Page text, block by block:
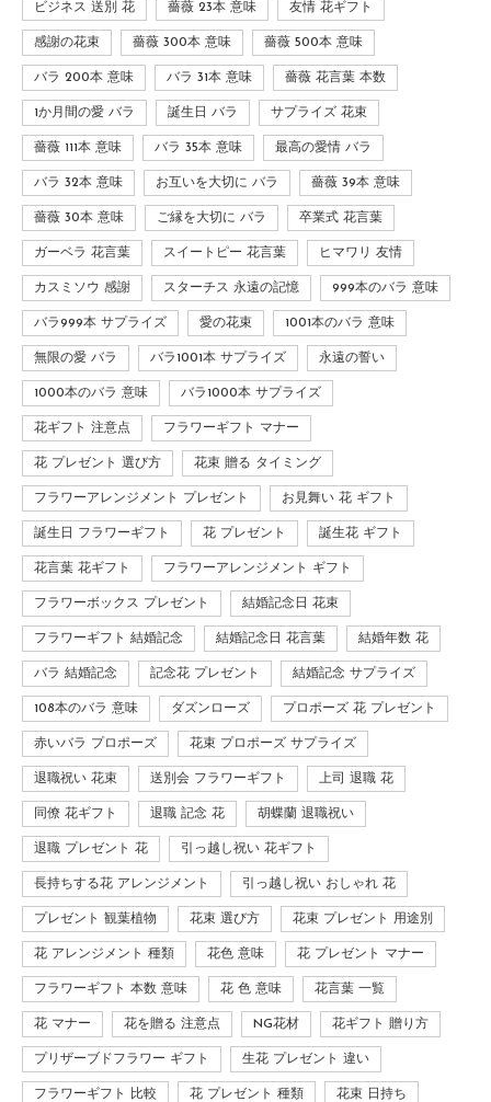
ビジネス 送別 花 薔薇 23本 意味 友情 花ギフト
感謝の花束 薔薇 300本 意味 薔薇 500本 意味
バラ 200本 意味 バラ 31本 意味 薔薇 花言葉 本数
1か月間の愛 バラ 誕生日 バラ サプライズ 花束
薔薇 111本 意味 バラ 35本 意味 最高の愛情 バラ
バラ 32本 意味 お互いを大切に バラ 薔薇 39本 意味
薔薇 30本 意味 ご縁を大切に バラ 卒業式 花言葉
ガーベラ 花言葉 スイートピー 花言葉 ヒマワリ 友情
カスミソウ 感謝 スターチス 永遠の記憶 999本のバラ 意味
バラ999本 サプライズ 愛の花束 1001本のバラ 意味
無限の愛 バラ バラ1001本 サプライズ 永遠の誓い
1000本のバラ 意味 バラ1000本 サプライズ
花ギフト 注意点 フラワーギフト マナー
花 プレゼント 選び方 花束 贈る タイミング
フラワーアレンジメント プレゼント お見舞い 花 ギフト
誕生日 フラワーギフト 花 プレゼント 誕生花 ギフト
花言葉 花ギフト フラワーアレンジメント ギフト
フラワーボックス プレゼント 結婚記念日 花束
フラワーギフト 結婚記念 結婚記念日 花言葉 結婚年数 花
バラ 結婚記念 記念花 プレゼント 結婚記念 サプライズ
108本のバラ 意味 ダズンローズ プロポーズ 花 プレゼント
赤いバラ プロポーズ 花束 プロポーズ サプライズ
退職祝い 花束 送別会 フラワーギフト 上司 退職 花
同僚 花ギフト 退職 記念 花 胡蝶蘭 退職祝い
退職 プレゼント 花 引っ越し祝い 花ギフト
長持ちする花 アレンジメント 引っ越し祝い おしゃれ 花
プレゼント 観葉植物 花束 選び方 花束 プレゼント 用途別
花 アレンジメント 種類 花色 意味 花 プレゼント マナー
フラワーギフト 本数 意味 花 色 意味 花言葉 一覧
花 マナー 花を贈る 注意点 NG花材 花ギフト 贈り方
プリザーブドフラワー ギフト 生花 プレゼント 違い
フラワーギフト 比較 花 プレゼント 種類 花束 日持ち